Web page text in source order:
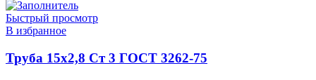
Быстрый просмотр
В избранное
Труба 15х2,8 Ст 3 ГОСТ 3262-75